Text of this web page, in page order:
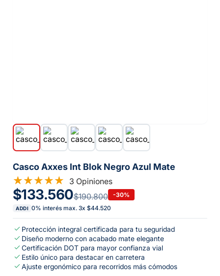
Casco Axxes Int Blok Negro Azul Mate
3 Opiniones
$133.560$190.800 -30%
ADDI 0% interés max. 3x $44.520
Protección integral certificada para tu seguridad
Diseño moderno con acabado mate elegante
Certificación DOT para mayor confianza vial
Estilo único para destacar en carretera
Ajuste ergonómico para recorridos más cómodos